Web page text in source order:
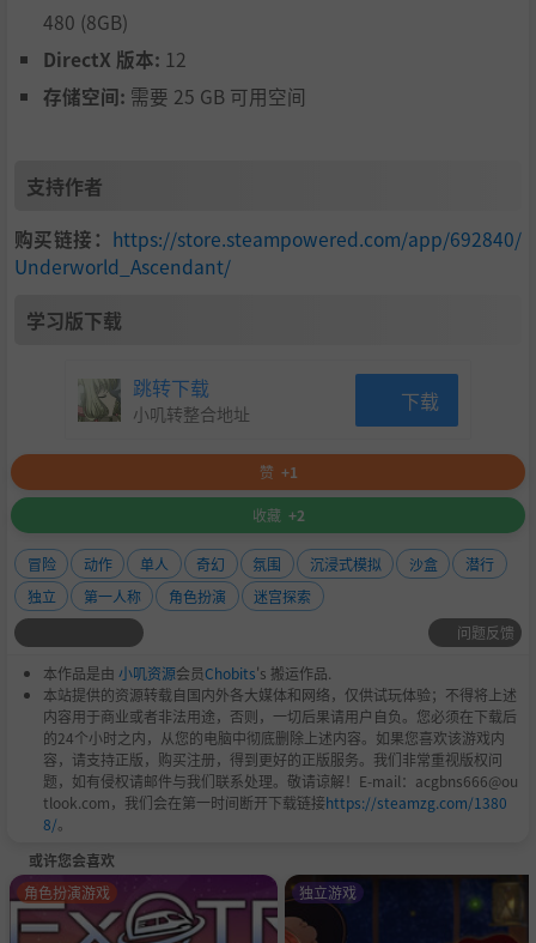
480 (8GB)
DirectX 版本: 12
存储空间: 需要 25 GB 可用空间
支持作者
购买链接： https://store.steampowered.com/app/692840/
Underworld_Ascendant/
学习版下载
跳转下载
小叽转整合地址 下载
赞 +1
收藏 +2
冒险 动作 单人 奇幻 氛围 沉浸式模拟 沙盒
潜行
独立
第一人称 角色扮演
迷宫探索
问题反馈
本作品是由 小叽资源会员Chobits's 搬运作品.
本站提供的资源转载自国内外各大媒体和网络，仅供试玩体验；不得将上述
内容用于商业或者非法用途，否则，一切后果请用户自负。您必须在下载后
的24个小时之内，从您的电脑中彻底删除上述内容。如果您喜欢该游戏内
容，请支持正版，购买注册，得到更好的正版服务。我们非常重视版权问
题，如有侵权请邮件与我们联系处理。敬请谅解！E-mail：acgbns666@ou
tlook.com，我们会在第一时间断开下载链接https://steamzg.com/1380
8/。
或许您会喜欢
角色扮演游戏 独立游戏